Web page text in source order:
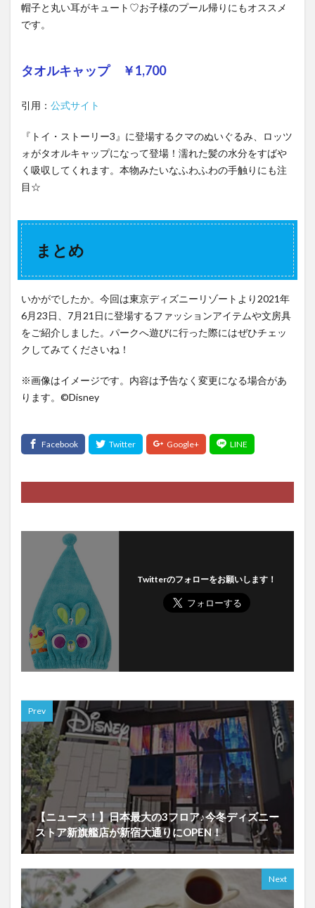
帽子と丸い耳がキュート♡お子様のプール帰りにもオススメ
です。
タオルキャップ ￥1,700
引用： 公式サイ ト
『トイ・ストーリー3』に登場するクマのぬいぐるみ、ロッツ
ォがタオルキャップになって登場！濡れた髪の水分をすばや
く吸収してくれます。本物みたいなふわふわの手触りにも注
目☆
まとめ
いかがでしたか。今回は東京ディズニーリゾートより2021年
6月23日、7月21日に登場するファッションアイテムや文房具
をご紹介しました。パークへ遊びに行った際にはぜひチェッ
クしてみてくださいね！
※画像はイメージです。内容は予告なく変更になる場合があ
ります。©️Disney
Twitterのフォローをお願いします！
Prev
【ニュース！】日本最大の3フロア♪今冬ディズニー
ストア新旗艦店が新宿大通りにOPEN！
Next